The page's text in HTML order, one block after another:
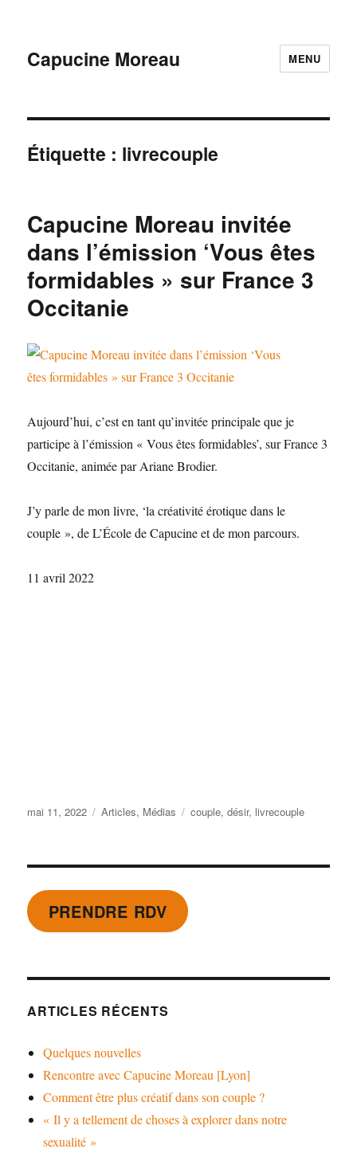
Capucine Moreau MENU
Étiquette : livrecouple
Capucine Moreau invitée
dans l’émission ‘Vous êtes
formidables » sur France 3
Occitanie
Aujourd’hui, c’est en tant qu’invitée principale que je
participe à l’émission « Vous êtes formidables’, sur France 3
Occitanie, animée par Ariane Brodier.
J’y parle de mon livre, ‘la créativité érotique dans le
couple », de L’École de Capucine et de mon parcours.
11 avril 2022
Publié
mai 11, 2022 Catégories
Articles, Médias Étiquettes
couple,désir, livrecouple
PRENDRE RDV
ARTICLES RÉCENTS
Quelques nouvelles
Rencontre avec Capucine Moreau [Lyon]
Comment être plus créatif dans son couple ?
« Il y a tellement de choses à explorer dans notre
sexualité »